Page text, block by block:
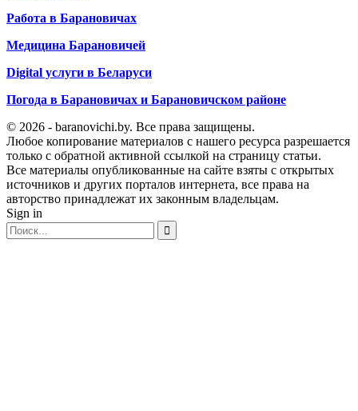
Работа в Барановичах
Медицина Барановичей
Digital услуги в Беларуси
Погода в Барановичах и Барановичском районе
© 2026 - baranovichi.by. Все права защищены.
Любое копирование материалов с нашего ресурса разрешается
только с обратной активной ссылкой на страницу статьи.
Все материалы опубликованные на сайте взяты с открытых
источников и других порталов интернета, все права на
авторство принадлежат их законным владельцам.
Sign in